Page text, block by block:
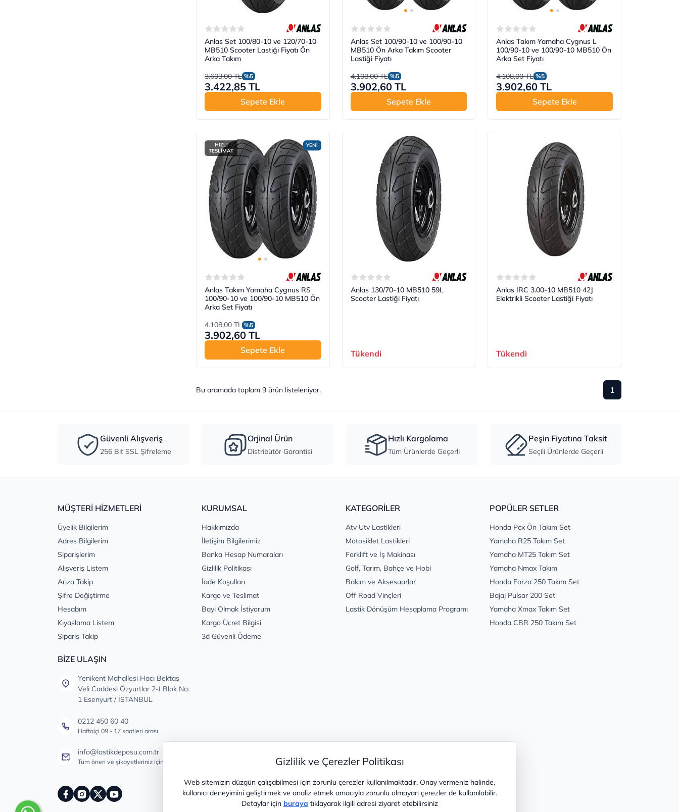
Gizlilik ve Çerezler Politikası
Web sitemizin düzgün çalışabilmesi için zorunlu çerezler kullanılmaktadır. Onay vermeniz halinde,
kullanıcı deneyimini geliştirmek ve analiz etmek amacıyla zorunlu olmayan çerezler de kullanılabilir.
Detaylar için buraya tıklayarak ilgili adresi ziyaret etebilirsiniz
Anlas Set 100/80-10 ve 120/70-10
MB510 Scooter Lastiği Fiyatı Ön
Arka Takım
3.603,00 TL %5
3.422,85 TL
Sepete Ekle
Anlas Set 100/90-10 ve 100/90-10
MB510 Ön Arka Takım Scooter
Lastiği Fiyatı
4.108,00 TL %5
3.902,60 TL
Sepete Ekle
Anlas Takım Yamaha Cygnus L
100/90-10 ve 100/90-10 MB510 Ön
Arka Set Fiyatı
4.108,00 TL %5
3.902,60 TL
Sepete Ekle
YENİ
HIZLI
TESLİMAT
Anlas Takım Yamaha Cygnus RS
100/90-10 ve 100/90-10 MB510 Ön
Arka Set Fiyatı
4.108,00 TL %5
3.902,60 TL
Sepete Ekle
Anlas 130/70-10 MB510 59L
Scooter Lastiği Fiyatı
Tükendi
Anlas IRC 3.00-10 MB510 42J
Elektrikli Scooter Lastiği Fiyatı
Tükendi
Bu aramada toplam 9 ürün listeleniyor. 1
Güvenli Alışveriş
256 Bit SSL Şifreleme
Orjinal Ürün
Distribütör Garantisi
Hızlı Kargolama
Tüm Ürünlerde Geçerli
Peşin Fiyatına Taksit
Seçili Ürünlerde Geçerli
MÜŞTERİ HİZMETLERİ
Üyelik Bilgilerim
Adres Bilgilerim
Siparişlerim
Alışveriş Listem
Arıza Takip
Şifre Değiştirme
Hesabım
Kıyaslama Listem
Sipariş Takip
KURUMSAL
Hakkımızda
İletişim Bilgilerimiz
Banka Hesap Numaraları
Gizlilik Politikası
İade Koşulları
Kargo ve Teslimat
Bayi Olmak İstiyorum
Kargo Ücret Bilgisi
3d Güvenli Ödeme
KATEGORİLER
Atv Utv Lastikleri
Motosiklet Lastikleri
Forklift ve İş Makinası
Golf, Tarım, Bahçe ve Hobi
Bakım ve Aksesuarlar
Off Road Vinçleri
Lastik Dönüşüm Hesaplama Programı
POPÜLER SETLER
Honda Pcx Ön Takım Set
Yamaha R25 Takım Set
Yamaha MT25 Takım Set
Yamaha Nmax Takım
Honda Forza 250 Takım Set
Bajaj Pulsar 200 Set
Yamaha Xmax Takım Set
Honda CBR 250 Takım Set
BİZE ULAŞIN
Yenikent Mahallesi Hacı Bektaş
Veli Caddesi Özyurtlar 2-I Blok No:
1 Esenyurt / İSTANBUL
0212 450 60 40
Haftaiçi 09 - 17 saatleri arası
info@lastikdeposu.com.tr
Tüm öneri ve şikayetleriniz için